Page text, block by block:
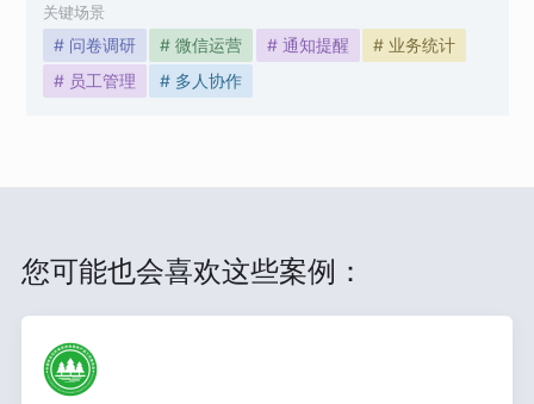
关键场景
# 问卷调研 # 微信运营 # 通知提醒
# 业务统计
# 员工管理
# 多人协作
您可能也会喜欢这些案例：